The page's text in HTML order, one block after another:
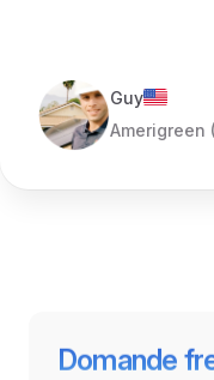
Guy
Amerigreen
Domande